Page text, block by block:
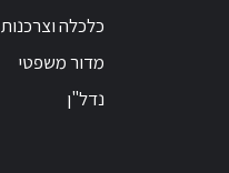
כלכלה וצרכנות
מדור משפטי
נדל"ן